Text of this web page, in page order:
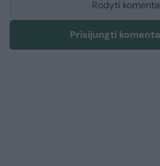
Rodyti
Prisijungti